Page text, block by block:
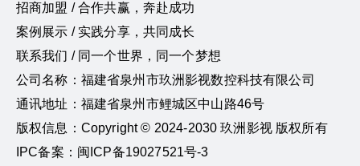
招商加盟 / 合作共赢，奔赴成功
案例展示 / 实践分享，共同成长
联系我们 / 同一个世界，同一个梦想
公司名称：福建省泉州市玖洲影视数控科技有限公司
通讯地址：福建省泉州市鲤城区中山路46号
版权信息：Copyright © 2024-2030 玖洲影视 版权所有
IPC备案：闽ICP备19027521号-3